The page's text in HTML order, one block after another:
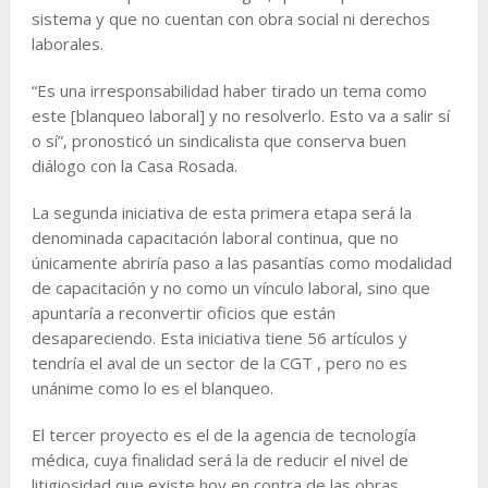
sistema y que no cuentan con obra social ni derechos
laborales.
“Es una irresponsabilidad haber tirado un tema como
este [blanqueo laboral] y no resolverlo. Esto va a salir sí
o sí”, pronosticó un sindicalista que conserva buen
diálogo con la Casa Rosada.
La segunda iniciativa de esta primera etapa será la
denominada capacitación laboral continua, que no
únicamente abriría paso a las pasantías como modalidad
de capacitación y no como un vínculo laboral, sino que
apuntaría a reconvertir oficios que están
desapareciendo. Esta iniciativa tiene 56 artículos y
tendría el aval de un sector de la CGT , pero no es
unánime como lo es el blanqueo.
El tercer proyecto es el de la agencia de tecnología
médica, cuya finalidad será la de reducir el nivel de